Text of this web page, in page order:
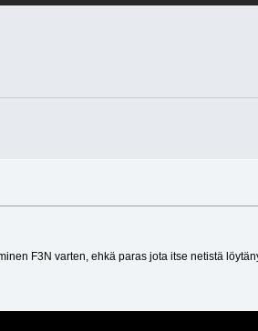
F3N varten, ehkä paras jota itse netistä